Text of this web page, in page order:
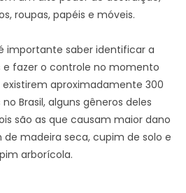
roupas, papéis e móveis.
importante saber identificar a
e fazer o controle no momento
existirem aproximadamente 300
Brasil, alguns gêneros deles
são as que causam maior dano
madeira seca, cupim de solo e
arborícola.